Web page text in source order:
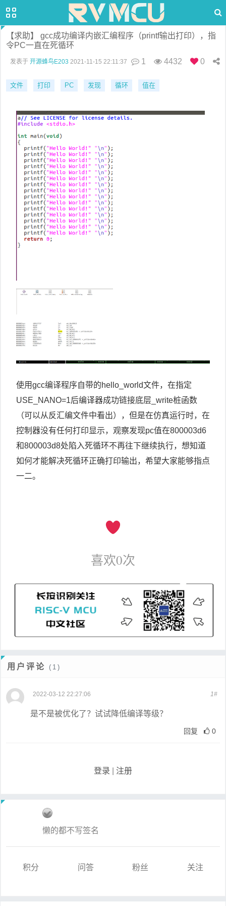
【求助】 gcc成功编译内嵌汇编程序（printf输出打印），指
令PC一直在死循环
发表于 开源蜂鸟E203 2021-11-15 22:11:37 1 4432 0
文件 打印 PC 发现 循环 值在
使用gcc编译程序自带的hello_world文件，在指定
USE_NANO=1后编译器成功链接底层_write桩函数
（可以从反汇编文件中看出），但是在仿真运行时，在
控制器没有任何打印显示，观察发现pc值在800003d6
和800003d8处陷入死循环不再往下继续执行，想知道
如何才能解决死循环正确打印输出，希望大家能够指点
一二。
喜欢0次
用户评论 (1)
2022-03-12 22:27:06 1#
是不是被优化了？试试降低编译等级？
回复 0
登录 注册
懒的都不写签名
积分 问答 粉丝 关注